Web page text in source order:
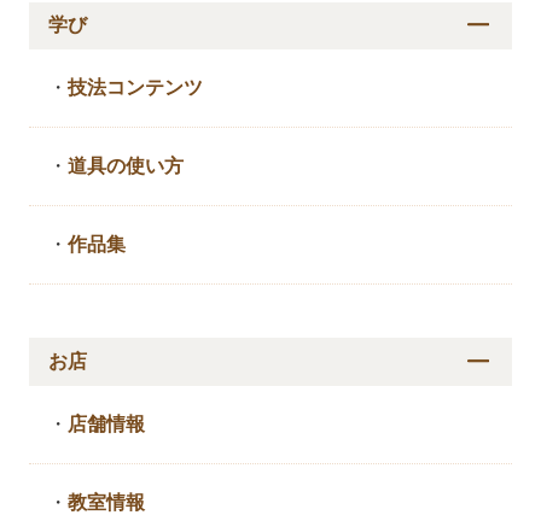
学び
・技法コンテンツ
・道具の使い方
・作品集
お店
・ 店舗情報
・教室情報